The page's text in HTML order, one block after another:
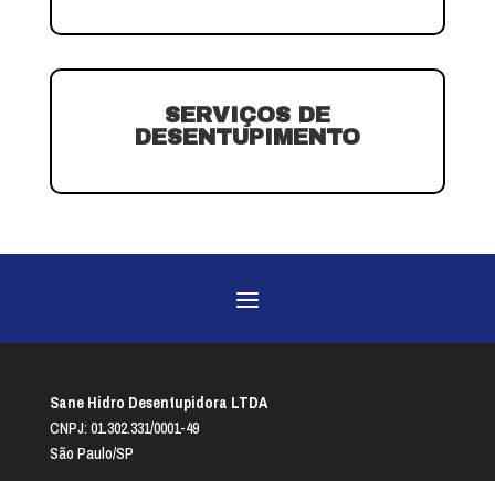
SERVIÇOS DE
DESENTUPIMENTO
Sane Hidro Desentupidora LTDA
CNPJ: 01.302.331/0001-49
São Paulo/SP